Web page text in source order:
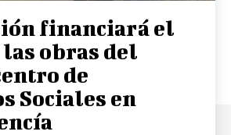
financiará el
obras del
de
Sociales en